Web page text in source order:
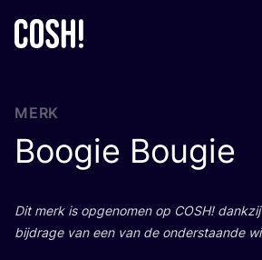
MERK
Boogie Bougie
Dit merk is opge­no­men op COSH!
bij­dra­ge van een van de onder­staan­de